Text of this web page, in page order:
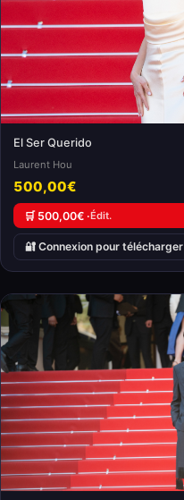
El Ser Querido
Laurent Hou
500,00€
🛒 500,00€ ·Édit.
🔐 Connexion pour télécharger